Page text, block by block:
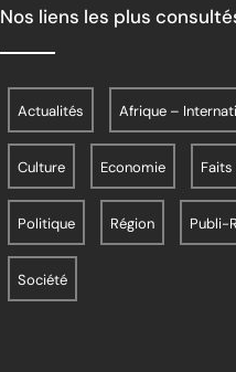
Nos liens les plus
Actualités Afrique –
Culture Economie
Politique Région Publi-
Société